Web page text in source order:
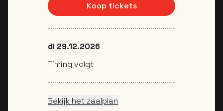
Koop tickets
di 29.12.2026
Timing volgt
Bekijk het zaalplan